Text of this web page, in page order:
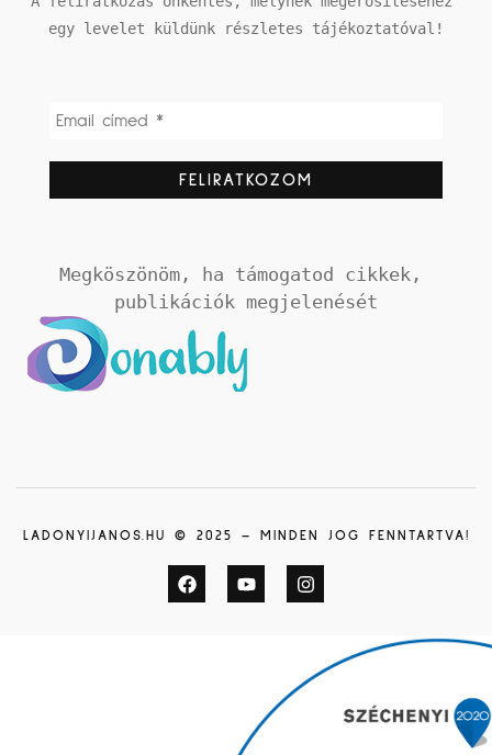
egy levelet küldünk részletes tájékoztatóval!
Megköszönöm, ha támogatod cikkek,
publikációk megjelenését
LADONYIJANOS.HU © 2025 – MINDEN JOG FENNTARTVA!